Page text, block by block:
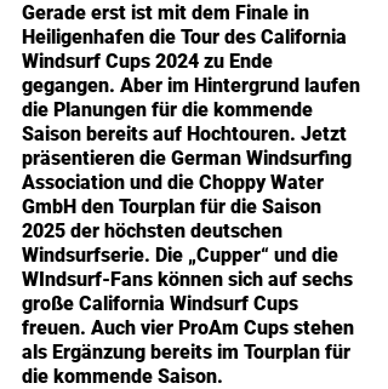
Gerade erst ist mit dem Finale in
Heiligenhafen die Tour des California
Windsurf Cups 2024 zu Ende
gegangen. Aber im Hintergrund laufen
die Planungen für die kommende
Saison bereits auf Hochtouren. Jetzt
präsentieren die German Windsurfing
Association und die Choppy Water
GmbH den Tourplan für die Saison
2025 der höchsten deutschen
Windsurfserie. Die „Cupper“ und die
WIndsurf-Fans können sich auf sechs
große California Windsurf Cups
freuen. Auch vier ProAm Cups stehen
als Ergänzung bereits im Tourplan für
die kommende Saison.